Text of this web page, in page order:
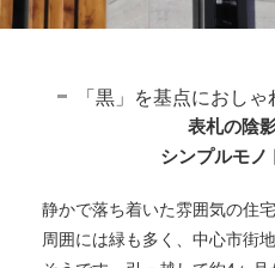
「黒」を基点におし
表札の陰
シンプルモ
静かで落ち着いた雰囲気の住
周囲には緑も多く、中心市街